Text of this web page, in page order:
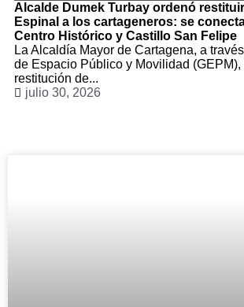
Alcalde Dumek Turbay ordenó
Espinal a los cartageneros: se
Centro Histórico y Castillo San Felipe
La Alcaldía Mayor de Cartagena, a
de Espacio Público y Movilidad (GEPM),
restitución de...
julio 30, 2026